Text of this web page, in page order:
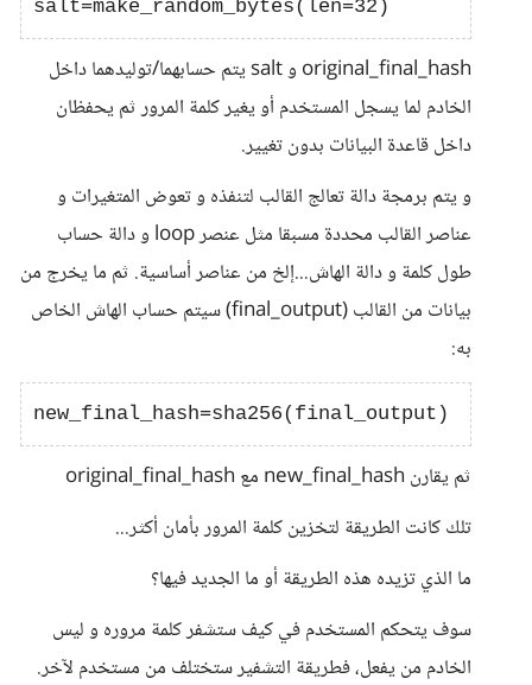
original_final_hash و salt يتم حسابهما/توليدهما داخل
الخادم لما يسجل المستخدم أو يغير كلمة المرور ثم يحفظان
داخل قاعدة البيانات بدون تغيير.
و يتم برمجة دالة تعالج القالب لتنفذه و تعوض المتغيرات و
عناصر القالب محددة مسبقا مثل عنصر loop و دالة حساب
طول كلمة و دالة الهاش...إلخ من عناصر أساسية. ثم ما يخرج من
بيانات من القالب (final_output) سيتم حساب الهاش الخاص
به:
ثم يقارن new_final_hash مع original_final_hash
تلك كانت الطريقة لتخزين كلمة المرور بأمان أكثر...
ما الذي تزيده هذه الطريقة أو ما الجديد فيها؟
سوف يتحكم المستخدم في كيف ستشفر كلمة مروره و ليس
الخادم من يفعل، فطريقة التشفير ستختلف من مستخدم لآخر.